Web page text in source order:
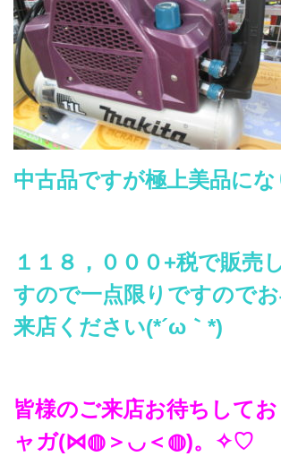
中古品ですが極上美品に
１１８，０００+税で販売
すので一点限りですので
来店ください(*´ω｀*)
皆様のご来店お待ちして
ャガ(⋈◍＞◡＜◍)。✧♡